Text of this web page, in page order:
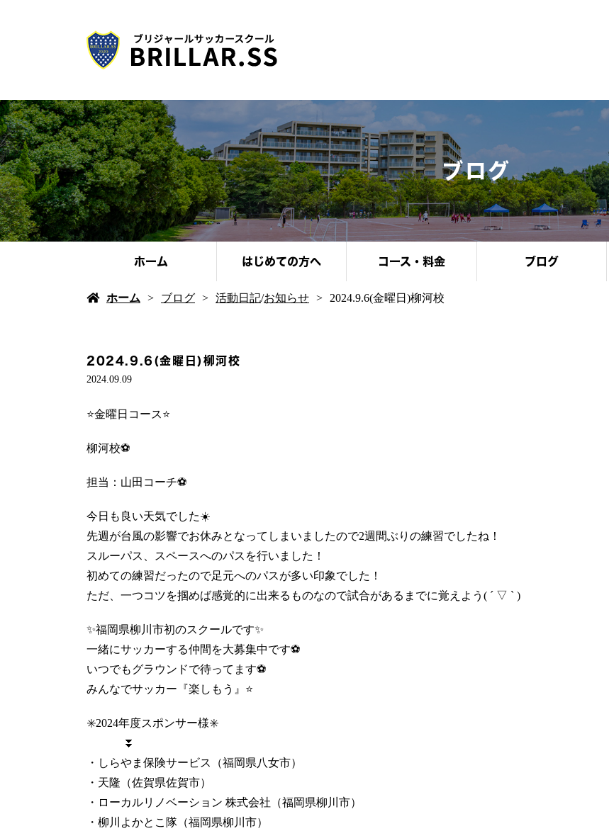
ブログ
ホーム はじめての方へ コース・料金 ブログ
ホーム ブログ 活動日記/お知らせ 2024.9.6(金曜日)柳河校
2024.9.6(金曜日)柳河校
2024.09.09
⭐️金曜日コース⭐️
柳河校⚽️
担当：山田コーチ⚽️
今日も良い天気でした☀️
先週が台風の影響でお休みとなってしまいましたので2週間ぶりの練習でしたね！
スルーパス、スペースへのパスを行いました！
初めての練習だったので足元へのパスが多い印象でした！
ただ、一つコツを掴めば感覚的に出来るものなので試合があるまでに覚えよう( ´ ▽ ` )
✨福岡県柳川市初のスクールです✨
一緒にサッカーする仲間を大募集中です⚽️
いつでもグラウンドで待ってます⚽️
みんなでサッカー『楽しもう』⭐️
✳️2024年度スポンサー様✳️
⏬
・しらやま保険サービス（福岡県八女市）
・天隆（佐賀県佐賀市）
・ローカルリノベーション 株式会社（福岡県柳川市）
・柳川よかとこ隊（福岡県柳川市）